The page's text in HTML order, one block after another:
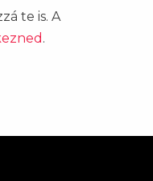
te is. A
.